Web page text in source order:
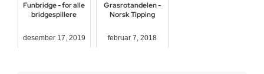
Funbridge - for alle
bridgespillere
desember 17, 2019
Grasrotandelen -
Norsk Tipping
februar 7, 2018